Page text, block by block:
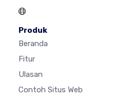
Produk
Beranda
Fitur
Ulasan
Contoh Situs Web